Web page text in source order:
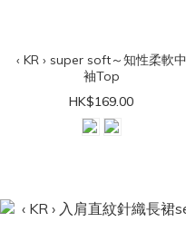
‹ KR › super soft～知性柔軟中
袖Top
HK$169.00